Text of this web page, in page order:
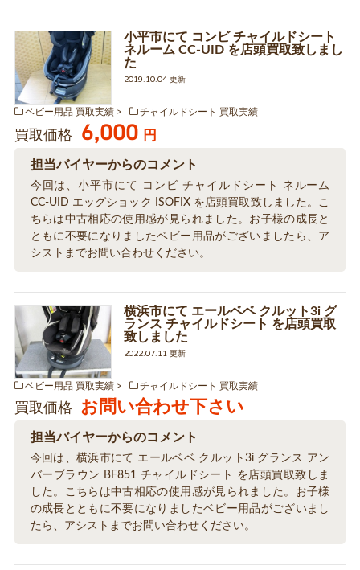
小平市にて コンビ チャイルドシート
ネルーム CC-UID を店頭買取致しまし
た
2019.10.04 更新
ベビー用品 買取実績 チャイルドシート 買取実績
買取価格 6,000 円
担当バイヤーからのコメント
今回は、小平市にて コンビ チャイルドシート ネルーム
CC-UID エッグショック ISOFIX を店頭買取致しました。こ
ちらは中古相応の使用感が見られました。お子様の成長と
ともに不要になりましたベビー用品がございましたら、ア
シストまでお問い合わせください。
横浜市にて エールベベ クルット3i グ
ランス チャイルドシート を店頭買取
致しました
2022.07.11 更新
ベビー用品 買取実績 チャイルドシート 買取実績
買取価格 お問い合わせ下さい
担当バイヤーからのコメント
今回は、横浜市にて エールベベ クルット3i グランス アン
バーブラウン BF851 チャイルドシート を店頭買取致しま
した。こちらは中古相応の使用感が見られました。お子様
の成長とともに不要になりましたベビー用品がございまし
たら、アシストまでお問い合わせください。